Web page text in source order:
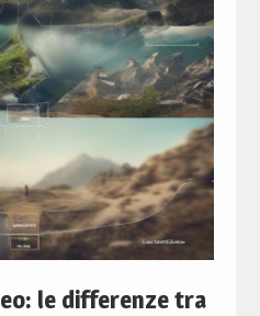
le differenze tra